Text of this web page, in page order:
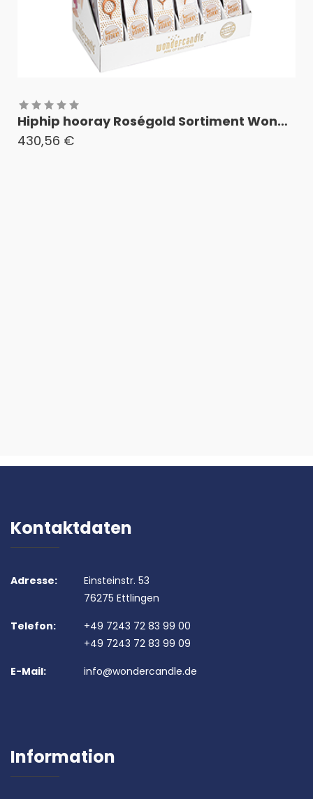
Hiphip hooray Roségold Sortiment Wondercandle® classic "S"
430,56 €
Kontaktdaten
Adresse:
Einsteinstr. 53
76275 Ettlingen
Telefon:
+49 7243 72 83 99 00
+49 7243 72 83 99 09
E-Mail:
info@wondercandle.de
Information